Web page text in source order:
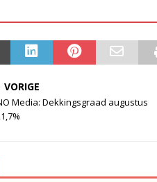
VORIGE
Media: Dekkingsgraad augustus